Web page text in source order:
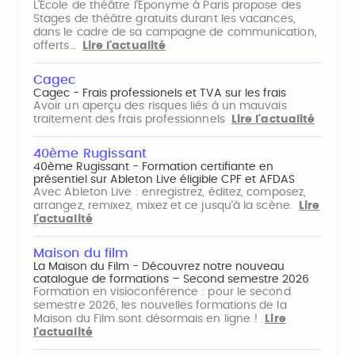
L'École de théâtre l'Éponyme à Paris propose des
Stages de théâtre gratuits durant les vacances,
dans le cadre de sa campagne de communication,
offerts…
Lire l'actualité
Cagec
Cagec - Frais professionels et TVA sur les frais
Avoir un aperçu des risques liés à un mauvais
traitement des frais professionnels
Lire l'actualité
40ème Rugissant
40ème Rugissant - Formation certifiante en
présentiel sur Ableton Live éligible CPF et AFDAS
Avec Ableton Live : enregistrez, éditez, composez,
arrangez, remixez, mixez et ce jusqu'à la scène.
Lire
l'actualité
Maison du film
La Maison du Film - Découvrez notre nouveau
catalogue de formations – Second semestre 2026
Formation en visioconférence : pour le second
semestre 2026, les nouvelles formations de la
Maison du Film sont désormais en ligne !
Lire
l'actualité